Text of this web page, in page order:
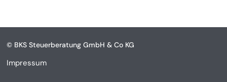
© BKS Steuerberatung GmbH & Co KG
Impressum